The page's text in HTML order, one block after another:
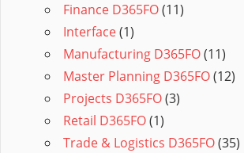
Finance D365FO(11)
Interface(1)
Manufacturing D365FO(11)
Master Planning D365FO(12)
Projects D365FO(3)
Retail D365FO(1)
Trade & Logistics D365FO(35)